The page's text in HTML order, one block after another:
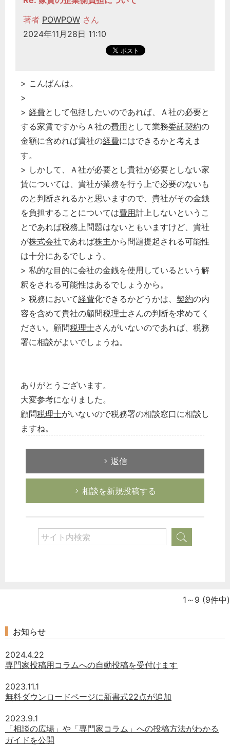
著者 POWPOW さん
2024年11月28日 11:10
> こんばんは。
>
> 経費として包括したいのであれば、Ａ社の必要と
する家賃ですからＡ社の費用として業務委託契約の
金額に含めれば貴社の経費にはできるかと考えま
す。
> しかして、Ａ社が必要とし貴社が必要としない家
賃については、貴社が業務を行う上で必要のないも
のと判断されるかと思いますので、貴社がその金銭
を負担することについては費用計上しないというこ
とであれば税務上問題はないともいますけど、貴社
が株式会社であれば株主から問題提起される可能性
は十分にあるでしょう。
> 私的な目的に会社の金銭を使用しているという解
釈をされる可能性はあるでしょうから。
> 税務において経費化できるかどうかは、 契約の内
容を含めて貴社の顧問税理士さんの判断を求めてく
ださい。顧問税理士さんがいないのであれば、税務
署に相談がよいでしょうね。
ありがとうございます。
大変参考になりました。
顧問税理士がいないので税務署の相談窓口に相談し
ますね。
返信
相談を新規投稿する
1～9 (9件中)
お知らせ
2024.4.22
専門家投稿用コラムへの自動投稿を受付けます
2023.11.1
無料ダウンロードページに新書式22点が追加
2023.9.1
「相談の広場」や「専門家コラム」への投稿方法がわかる
ガイドを公開